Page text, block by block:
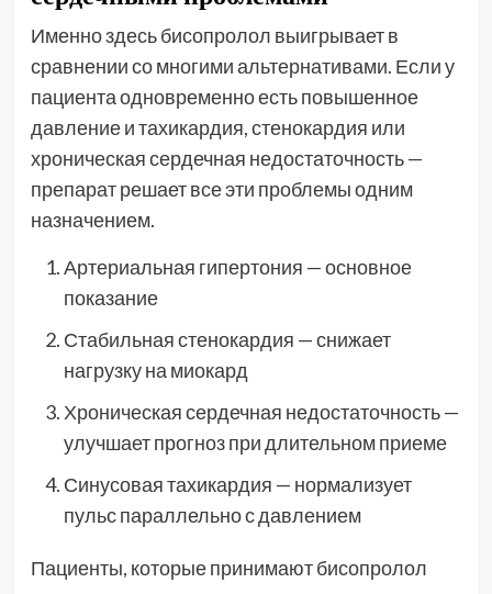
Именно здесь бисопролол выигрывает в
сравнении со многими альтернативами. Если у
пациента одновременно есть повышенное
давление и тахикардия, стенокардия или
хроническая сердечная недостаточность —
препарат решает все эти проблемы одним
назначением.
Артериальная гипертония — основное
показание
Стабильная стенокардия — снижает
нагрузку на миокард
Хроническая сердечная недостаточность —
улучшает прогноз при длительном приеме
Синусовая тахикардия — нормализует
пульс параллельно с давлением
Пациенты, которые принимают бисопролол